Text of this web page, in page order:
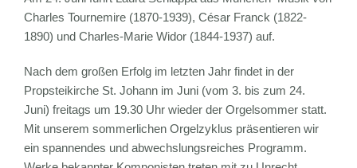
Charles Tournemire (1870-1939), César Franck (1822-
1890) und Charles-Marie Widor (1844-1937) auf.
Nach dem großen Erfolg im letzten Jahr findet in der
Propsteikirche St. Johann im Juni (vom 3. bis zum 24.
Juni) freitags um 19.30 Uhr wieder der Orgelsommer statt.
Mit unserem sommerlichen Orgelzyklus präsentieren wir
ein spannendes und abwechslungsreiches Programm.